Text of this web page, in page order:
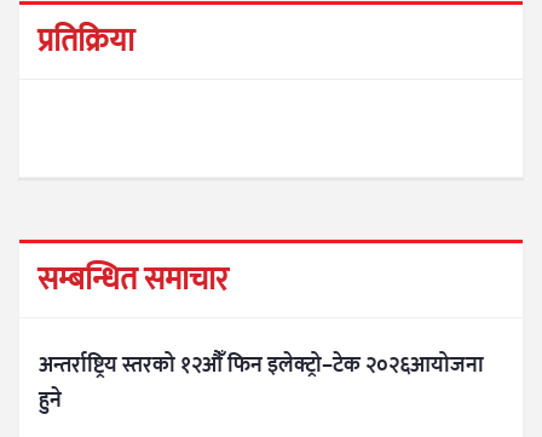
प्रतिक्रिया
सम्बन्धित समाचार
अन्तर्राष्ट्रिय स्तरको १२औँ फिन इलेक्ट्रो–टेक २०२६आयोजना
हुने